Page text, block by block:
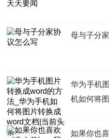
母与子分
华为手机
机如何将
如果你也